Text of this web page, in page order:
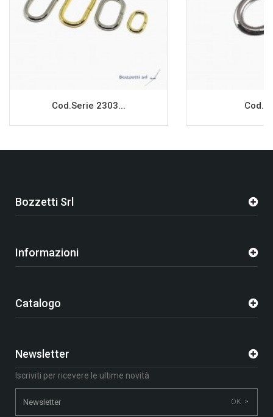
Cod.Serie 2303...
Bozzetti Srl
Informazioni
Catalogo
Newsletter
Iscriviti per ricevere le ultime novità
OK >